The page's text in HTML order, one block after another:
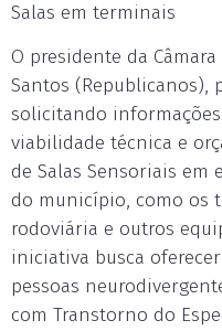
Salas em terminais
O presidente da
Santos
solicitando
viabilidade técnica e
de Salas Sensoriais em
do município, como os
rodoviária e outros
iniciativa busca
pessoas
com Transtorno do